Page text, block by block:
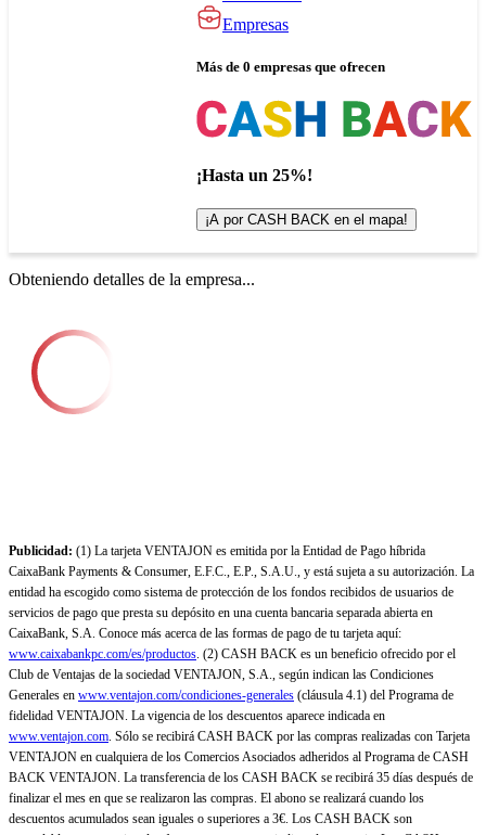
Empresas
Más de 0 empresas que ofrecen
¡Hasta un 25%!
¡A por CASH BACK en el mapa!
Obteniendo detalles de la empresa...
Publicidad: (1) La tarjeta VENTAJON es emitida por la Entidad de Pago híbrida
CaixaBank Payments & Consumer, E.F.C., E.P., S.A.U., y está sujeta a su autorización. La
entidad ha escogido como sistema de protección de los fondos recibidos de usuarios de
servicios de pago que presta su depósito en una cuenta bancaria separada abierta en
CaixaBank, S.A. Conoce más acerca de las formas de pago de tu tarjeta aquí:
www.caixabankpc.com/es/productos. (2) CASH BACK es un beneficio ofrecido por el
Club de Ventajas de la sociedad VENTAJON, S.A., según indican las Condiciones
Generales en www.ventajon.com/condiciones-generales (cláusula 4.1) del Programa de
fidelidad VENTAJON. La vigencia de los descuentos aparece indicada en
www.ventajon.com. Sólo se recibirá CASH BACK por las compras realizadas con Tarjeta
VENTAJON en cualquiera de los Comercios Asociados adheridos al Programa de CASH
BACK VENTAJON. La transferencia de los CASH BACK se recibirá 35 días después de
finalizar el mes en que se realizaron las compras. El abono se realizará cuando los
descuentos acumulados sean iguales o superiores a 3€. Los CASH BACK son